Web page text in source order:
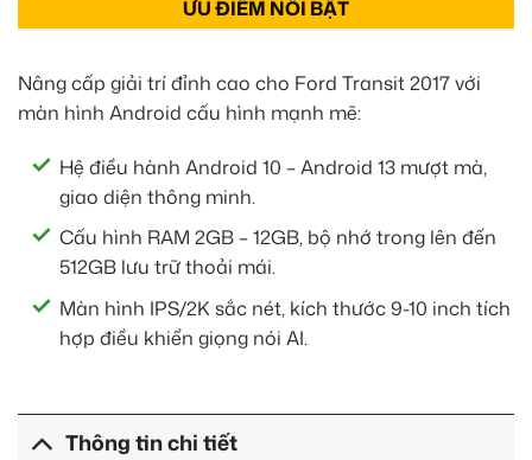
ƯU ĐIỂM NỔI BẬT
Nâng cấp giải trí đỉnh cao cho Ford Transit 2017 với
màn hình Android cấu hình mạnh mẽ:
Hệ điều hành Android 10 – Android 13 mượt mà,
giao diện thông minh.
Cấu hình RAM 2GB – 12GB, bộ nhớ trong lên đến
512GB lưu trữ thoải mái.
Màn hình IPS/2K sắc nét, kích thước 9-10 inch tích
hợp điều khiển giọng nói AI.
Thông tin chi tiết